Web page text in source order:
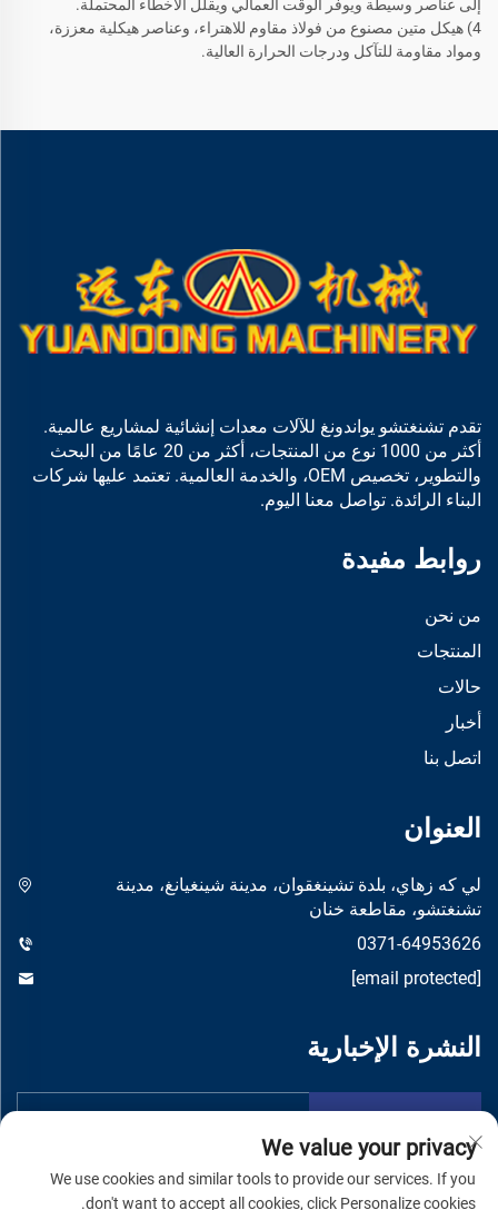
إلى عناصر وسيطة ويوفّر الوقت العمالي ويقلل الأخطاء المحتملة.
4) هيكل متين مصنوع من فولاذ مقاوم للاهتراء، وعناصر هيكلية معززة،
ومواد مقاومة للتآكل ودرجات الحرارة العالية.
تقدم تشنغتشو يواندونغ للآلات معدات إنشائية لمشاريع عالمية.
أكثر من 1000 نوع من المنتجات، أكثر من 20 عامًا من البحث
والتطوير، تخصيص OEM، والخدمة العالمية. تعتمد عليها شركات
البناء الرائدة. تواصل معنا اليوم.
روابط مفيدة
من نحن
المنتجات
حالات
أخبار
اتصل بنا
العنوان
لي كه زهاي، بلدة تشينغقوان، مدينة شينغيانغ، مدينة
تشنغتشو، مقاطعة خنان
0371-64953626
[email protected]
النشرة الإخبارية
We value your privacy
We use cookies and similar tools to provide our services. If you
don't want to accept all cookies, click Personalize cookies.